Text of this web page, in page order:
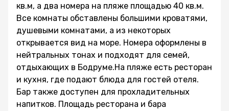
кв.м, а два номера на пляже площадью 40 кв.м.
Все комнаты обставлены большими кроватями,
душевыми комнатами, а из некоторых
открывается вид на море. Номера оформлены в
нейтральных тонах и подходят для семей,
отдыхающих в Бодруме.На пляже есть ресторан
и кухня, где подают блюда для гостей отеля.
Бар также доступен для прохладительных
напитков. Площадь ресторана и бара